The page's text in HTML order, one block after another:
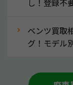
が汚れている
す。車内の汚
多いため、査
大きな汚れが
し！登録不
ベンツ買取
グ！モデル